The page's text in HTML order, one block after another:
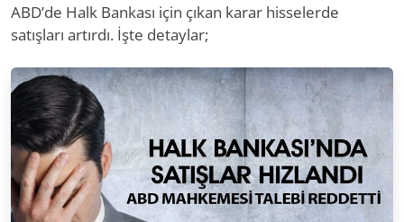
ABD’de Halk Bankası için çıkan karar hisselerde
satışları artırdı. İşte detaylar;